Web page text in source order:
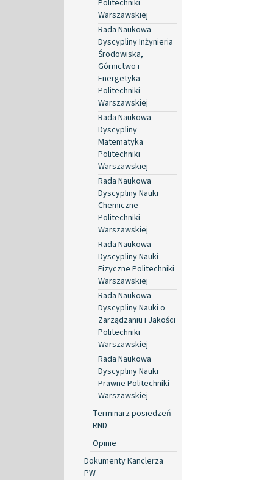
Politechniki
Warszawskiej
Rada Naukowa
Dyscypliny Inżynieria
Środowiska,
Górnictwo i
Energetyka
Politechniki
Warszawskiej
Rada Naukowa
Dyscypliny
Matematyka
Politechniki
Warszawskiej
Rada Naukowa
Dyscypliny Nauki
Chemiczne
Politechniki
Warszawskiej
Rada Naukowa
Dyscypliny Nauki
Fizyczne Politechniki
Warszawskiej
Rada Naukowa
Dyscypliny Nauki o
Zarządzaniu i Jakości
Politechniki
Warszawskiej
Rada Naukowa
Dyscypliny Nauki
Prawne Politechniki
Warszawskiej
Terminarz posiedzeń
RND
Opinie
Dokumenty Kanclerza
PW